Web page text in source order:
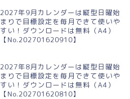
2027年9月カレンダーは縦型日曜始
まりで目標設定を毎月できて使いや
すい！ダウンロードは無料（A4）
【No.202701620910】
2027年8月カレンダーは縦型日曜始
まりで目標設定を毎月できて使いや
すい！ダウンロードは無料（A4）
【No.202701620810】